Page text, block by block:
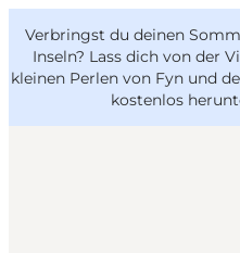
Verbringst du deinen
Inseln? Lass dich von der
kleinen Perlen von Fyn und
kostenlos
VisitFyn
Deutsch